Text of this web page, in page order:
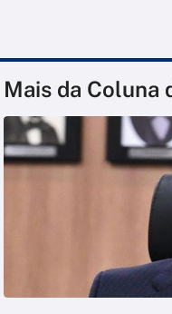
Mais da Coluna